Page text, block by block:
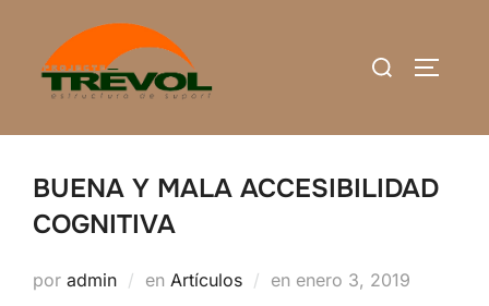
contenido
Buscar:
BUENA Y MALA ACCESIBILIDAD
COGNITIVA
por admin en Artículos en Publicado
enero 3, 2019